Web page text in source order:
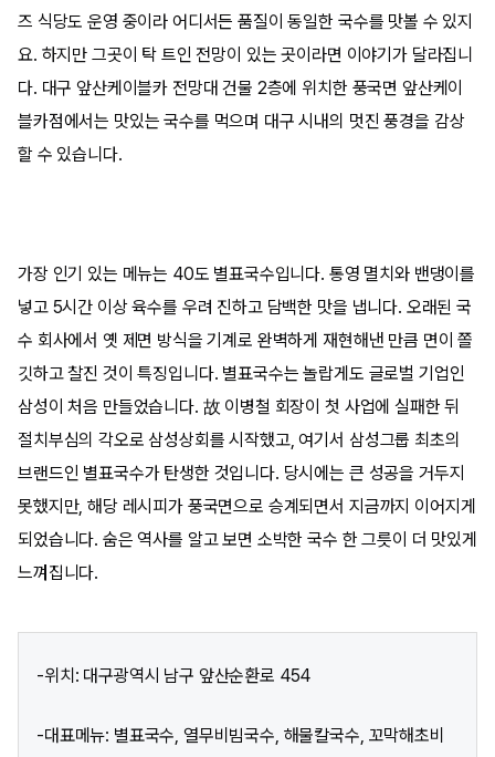
즈 식당도 운영 중이라 어디서든 품질이 동일한 국수를 맛볼 수 있지
요. 하지만 그곳이 탁 트인 전망이 있는 곳이라면 이야기가 달라집니
다. 대구 앞산케이블카 전망대 건물 2층에 위치한 풍국면 앞산케이
블카점에서는 맛있는 국수를 먹으며 대구 시내의 멋진 풍경을 감상
할 수 있습니다.
가장 인기 있는 메뉴는 40도 별표국수입니다. 통영 멸치와 밴댕이를
넣고 5시간 이상 육수를 우려 진하고 담백한 맛을 냅니다. 오래된 국
수 회사에서 옛 제면 방식을 기계로 완벽하게 재현해낸 만큼 면이 쫄
깃하고 찰진 것이 특징입니다. 별표국수는 놀랍게도 글로벌 기업인
삼성이 처음 만들었습니다. 故 이병철 회장이 첫 사업에 실패한 뒤
절치부심의 각오로 삼성상회를 시작했고, 여기서 삼성그룹 최초의
브랜드인 별표국수가 탄생한 것입니다. 당시에는 큰 성공을 거두지
못했지만, 해당 레시피가 풍국면으로 승계되면서 지금까지 이어지게
되었습니다. 숨은 역사를 알고 보면 소박한 국수 한 그릇이 더 맛있게
느껴집니다.
-위치: 대구광역시 남구 앞산순환로 454
-대표메뉴: 별표국수, 열무비빔국수, 해물칼국수, 꼬막해초비